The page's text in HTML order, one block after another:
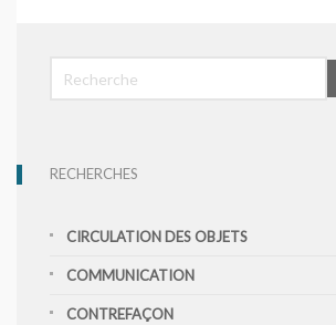
RECHERCHES
CIRCULATION DES OBJETS
COMMUNICATION
CONTREFAÇON